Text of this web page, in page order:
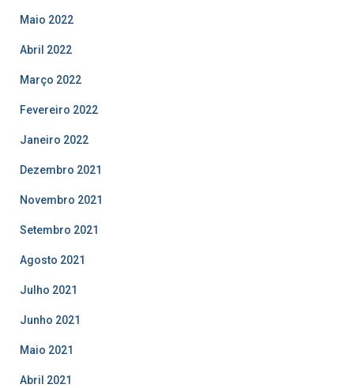
Maio 2022
Abril 2022
Março 2022
Fevereiro 2022
Janeiro 2022
Dezembro 2021
Novembro 2021
Setembro 2021
Agosto 2021
Julho 2021
Junho 2021
Maio 2021
Abril 2021